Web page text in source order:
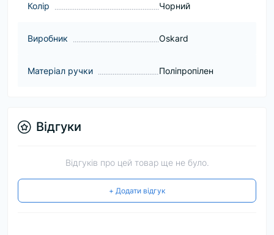
Колір Чорний
Виробник Oskard
Матеріал ручки Поліпропілен
Відгуки
Відгуків про цей товар ще не було.
+ Додати відгук